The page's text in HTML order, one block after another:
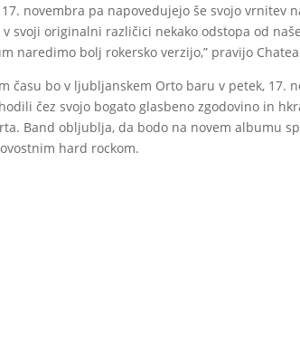
novembra pa napovedujejo še svojo vrnitev
svoji originalni različici nekako odstopa od
naredimo bolj rokersko verzijo,” pravijo
času bo v ljubljanskem Orto baru v petek, 17.
čez svojo bogato glasbeno zgodovino in
Band obljublja, da bodo na novem albumu
hard rockom.